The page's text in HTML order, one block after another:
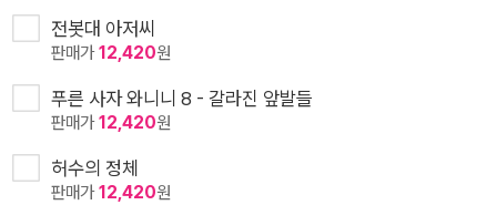
전봇대 아저씨
판매가12,420원
푸른 사자 와니니 8 - 갈라진 앞발들
판매가12,420원
허수의 정체
판매가12,420원